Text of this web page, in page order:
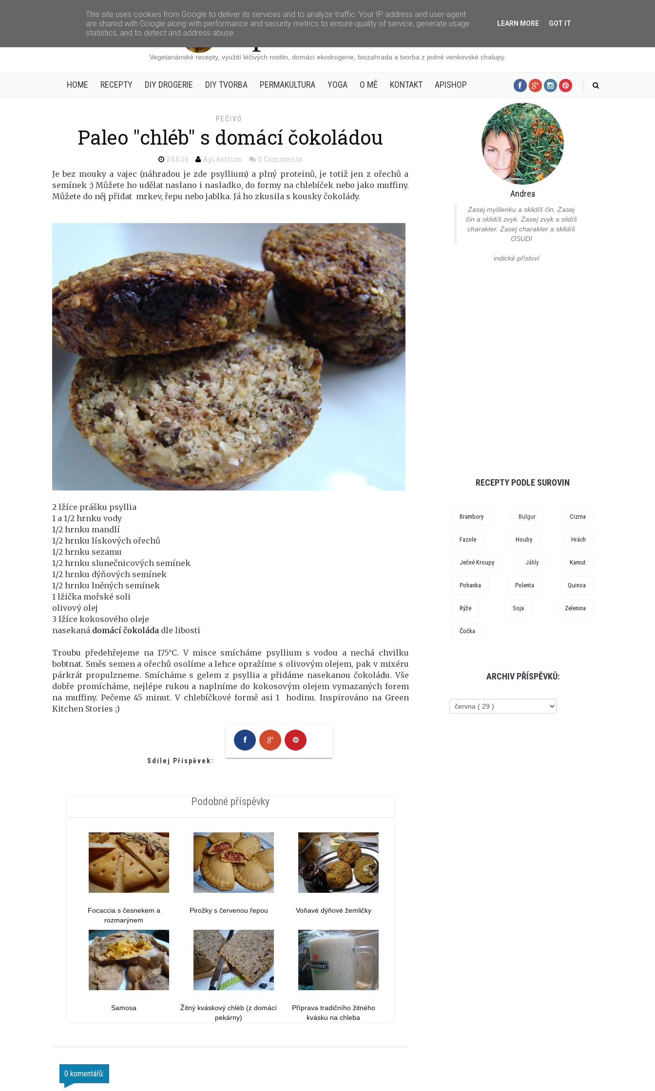
Apiastrum.cz
Vegetariánské recepty, využití léčivých rostlin, domácí ekodrogerie, biozahrada a tvorba z jedné venkovské chalupy.
HOME RECEPTY DIY DROGERIE DIY TVORBA PERMAKULTURA YOGA O MĚ KONTAKT APISHOP
PEČIVO
Paleo "chléb" s domácí čokoládou
24.6.16 ApiAstrum 0 Comments
Je bez mouky a vajec (náhradou je zde psyllium) a plný proteinů, je totiž jen z ořechů a
semínek :) Můžete ho udělat naslano i nasladko, do formy na chlebíček nebo jako muffiny.
Můžete do něj přidat mrkev, řepu nebo jablka. Já ho zkusila s kousky čokolády.
2 lžíce prášku psyllia
1 a 1/2 hrnku vody
1/2 hrnku mandlí
1/2 hrnku lískových ořechů
1/2 hrnku sezamu
1/2 hrnku slunečnicových semínek
1/2 hrnku dýňových semínek
1/2 hrnku lněných semínek
1 lžička mořské soli
olivový olej
3 lžíce kokosového oleje
nasekaná domácí čokoláda dle libosti
Troubu předehřejeme na 175°C. V misce smícháme psyllium s vodou a nechá chvilku
bobtnat. Směs semen a ořechů osolíme a lehce opražíme s olivovým olejem, pak v mixéru
párkrát propulzneme. Smícháme s gelem z psyllia a přidáme nasekanou čokoládu. Vše
dobře promícháme, nejlépe rukou a naplníme do kokosovým olejem vymazaných forem
na muffiny. Pečeme 45 minut. V chlebíčkové formě asi 1 hodinu. Inspirováno na Green
Kitchen Stories ;)
Sdílej Příspěvek:
Podobné příspěvky
Focaccia s česnekem a
rozmarýnem
Pirožky s červenou řepou Voňavé dýňové žemličky
Samosa
Žitný kváskový chléb (z domácí
pekárny)
Příprava tradičního žitného
kvásku na chleba
0 komentářů:
Andrea
Zasej myšlenku a sklidíš čin. Zasej
čin a sklidíš zvyk. Zasej zvyk a slidíš
charakter. Zasej charakter a sklidíš
OSUD!
indické přísloví
RECEPTY PODLE SUROVIN
Brambory Bulgur Cizrna
Fazole Houby Hrách
Ječné Kroupy Jáhly Kamut
Pohanka Polenta Quinoa
Rýže Soja Zelenina
Čočka
ARCHIV PŘÍSPĚVKŮ:
This site uses cookies from Google to deliver its services and to analyze traffic. Your IP address and user-agent
are shared with Google along with performance and security metrics to ensure quality of service, generate usage
statistics, and to detect and address abuse.
LEARN MORE GOT IT